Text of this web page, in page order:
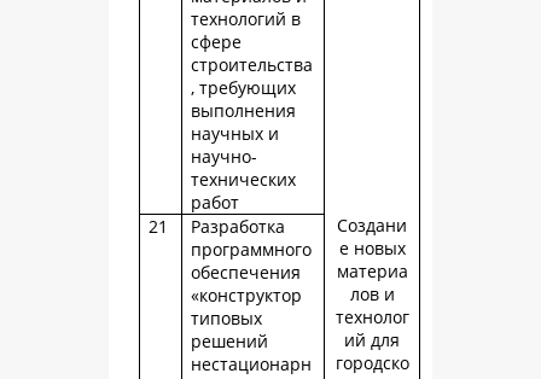
технологий в
сфере
строительства
, требующих
выполнения
научных и
научно-
технических
работ
Создани
е новых
материа
лов и
технолог
ий для
городско
21
Разработка
программного
обеспечения
«конструктор
типовых
решений
нестационарн